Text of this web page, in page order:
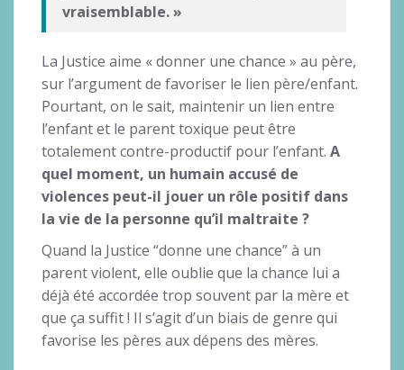
vraisemblable. »
La Justice aime « donner une chance » au père,
sur l’argument de favoriser le lien père/enfant.
Pourtant, on le sait, maintenir un lien entre
l’enfant et le parent toxique peut être
totalement contre-productif pour l’enfant. A
quel moment, un humain accusé de
violences peut-il jouer un rôle positif dans
la vie de la personne qu’il maltraite ?
Quand la Justice “donne une chance” à un
parent violent, elle oublie que la chance lui a
déjà été accordée trop souvent par la mère et
que ça suffit ! Il s’agit d’un biais de genre qui
favorise les pères aux dépens des mères.